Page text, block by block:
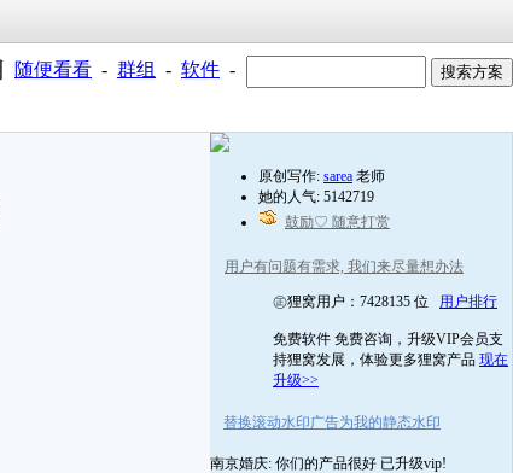
随便看看 - 群组 - 软件 -
原创写作: sarea 老师
她的人气: 5142719
鼓励♡ 随意打赏
用户有问题有需求, 我们来尽量想办法
㊣狸窝用户：7428135 位 用户排行
免费软件 免费咨询，升级VIP会员支
持狸窝发展，体验更多狸窝产品 现在
升级>>
替换滚动水印广告为我的静态水印
南京婚庆: 你们的产品很好 已升级vip!